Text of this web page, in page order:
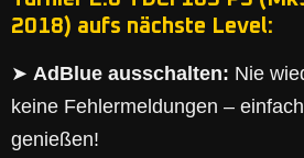
2018) aufs nächste Level:
➤ AdBlue ausschalten: Nie
keine Fehlermeldungen –
genießen!